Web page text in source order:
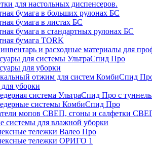
для настольных диспенсеров.
бумага в больших рулонах БС
бумага в листах БС
бумага в стандартных рулонах БС
бумага TORK
и расходные материалы для
для системы УльтраСпид Про
для уборки
отжим для систем КомбиСпид
уборки
система УльтраСпид Про с
системы КомбиСпид Про
мопов СВЕП, сгоны и салфетки
системы для влажной уборки
тележки Валео Про
тележки ОРИГО 1